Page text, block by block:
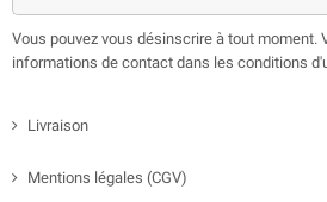
Vous pouvez vous désinscrire à tout moment.
informations de contact dans les conditions
Livraison
Mentions légales (CGV)